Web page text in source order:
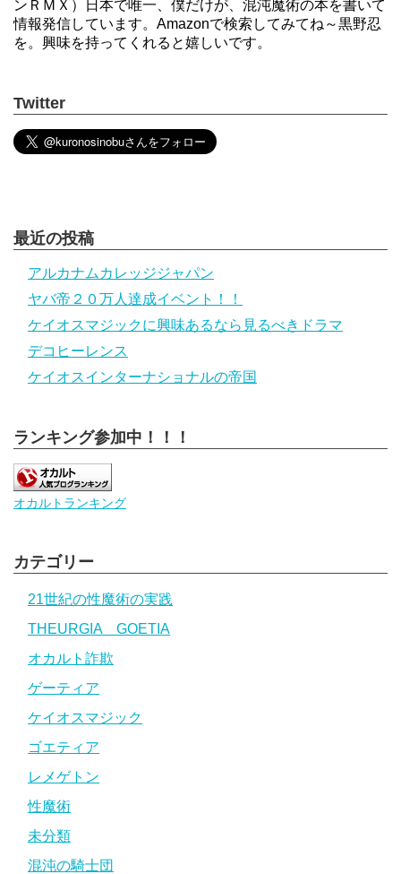
ンＲＭＸ）日本で唯一、僕だけが、混沌魔術の本を書いて
情報発信しています。Amazonで検索してみてね～黒野忍
を。興味を持ってくれると嬉しいです。
Twitter
最近の投稿
アルカナムカレッジジャパン
ヤバ帝２０万人達成イベント！！
ケイオスマジックに興味あるなら見るべきドラマ
デコヒーレンス
ケイオスインターナショナルの帝国
ランキング参加中！！！
オカルトランキング
カテゴリー
21世紀の性魔術の実践
THEURGIA GOETIA
オカルト詐欺
ゲーティア
ケイオスマジック
ゴエティア
レメゲトン
性魔術
未分類
混沌の騎士団